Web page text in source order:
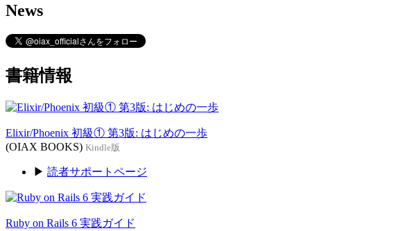
News
書籍情報
Elixir/Phoenix 初級① 第3版: はじめの一歩
(OIAX BOOKS) Kindle版
▶ 読者サポートページ
Ruby on Rails 6 実践ガイド